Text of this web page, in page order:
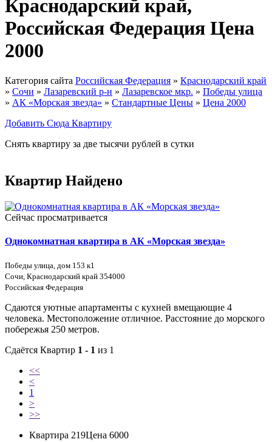
Краснодарский край,
Российская Федерация Цена
2000
Категория сайта Российская Федерация » Краснодарский край
» Сочи » Лазаревский р-н » Лазаревское мкр. » Победы улица
» АК «Морская звезда» » Стандартные Цены » Цена 2000
Добавить Сюда Квартиру
Снять квартиру за две тысячи рублей в сутки
Квартир Найдено
Сейчас просматривается
Однокомнатная квартира в АК «Морская звезда»
Победы улица, дом 153 к1
Сочи, Краснодарский край 354000
Российская Федерация
Сдаются уютные апартаменты с кухней вмещающие 4
человека. Местоположение отличное. Расстояние до морского
побережья 250 метров.
Сдаётся Квартир 1 - 1 из 1
<<
<
1
>
>>
Квартира 219Цена 6000